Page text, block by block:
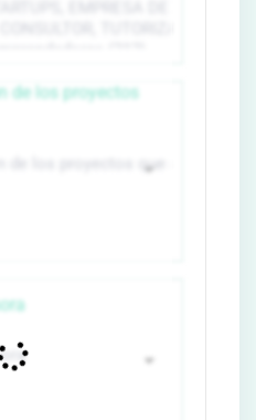
de los proyectos